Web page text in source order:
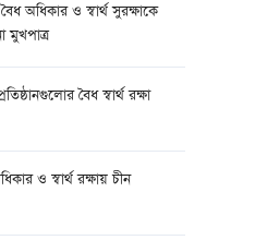
অধিকার ও স্বার্থ সুরক্ষাকে
মুখপাত্র
বৈধ স্বার্থ রক্ষা
ও স্বার্থ রক্ষায় চীন